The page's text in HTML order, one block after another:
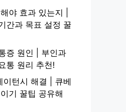
야 효과 있는지 |
간과 목표 설정 꿀
증 원인 | 부인과
통 원리 추천!
턴시 해결 | 큐베
기 꿀팁 공유해